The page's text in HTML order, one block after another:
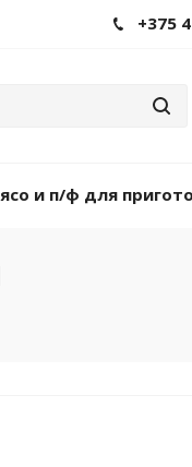
+375
и п/ф для